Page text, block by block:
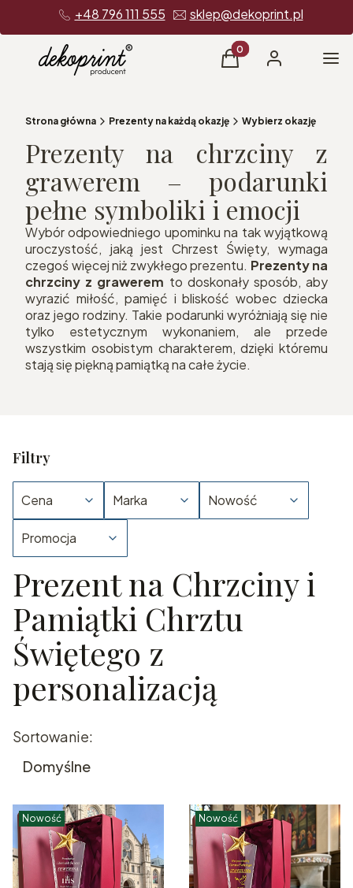
+48 796 111 555 sklep@dekoprint.pl
Produkty w koszyku:
Koszyk Zaloguj się
Strona główna Prezenty na każdą okazję Wybierz okazję
Prezenty na chrzciny z
grawerem – podarunki
pełne symboliki i emocji
Wybór odpowiedniego upominku na tak wyjątkową
uroczystość, jaką jest Chrzest Święty, wymaga
czegoś więcej niż zwykłego prezentu. Prezenty na
chrzciny z grawerem to doskonały sposób, aby
wyrazić miłość, pamięć i bliskość wobec dziecka
oraz jego rodziny. Takie podarunki wyróżniają się nie
tylko estetycznym wykonaniem, ale przede
wszystkim osobistym charakterem, dzięki któremu
stają się piękną pamiątką na całe życie.
Filtry
Cena Marka Nowość
Promocja
Koniec filtrów
Prezent na Chrzciny i
Pamiątki Chrztu
Świętego z
personalizacją
Lista produktów
Sortowanie:
Domyślne
Nowość Nowość